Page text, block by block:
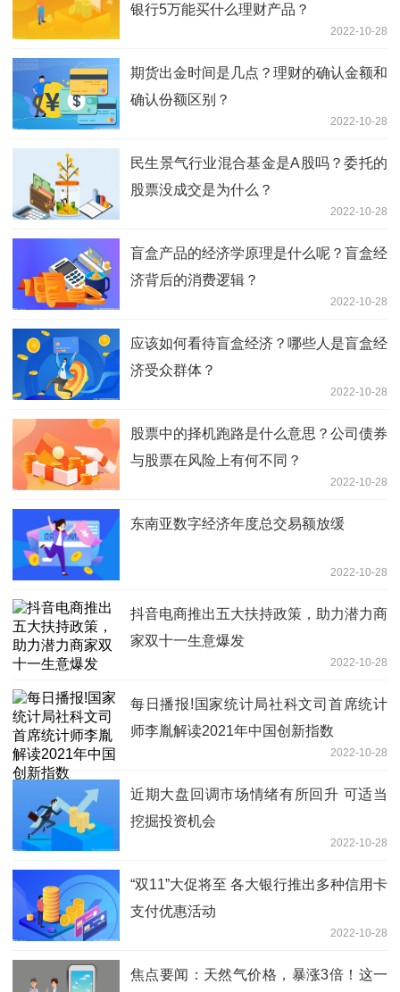
银行5万能买什么理财产品？
2022-10-28
期货出金时间是几点？理财的确认金额和
确认份额区别？
2022-10-28
民生景气行业混合基金是A股吗？委托的
股票没成交是为什么？
2022-10-28
盲盒产品的经济学原理是什么呢？盲盒经
济背后的消费逻辑？
2022-10-28
应该如何看待盲盒经济？哪些人是盲盒经
济受众群体？
2022-10-28
股票中的择机跑路是什么意思？公司债券
与股票在风险上有何不同？
2022-10-28
东南亚数字经济年度总交易额放缓
2022-10-28
抖音电商推出五大扶持政策，助力潜力商
家双十一生意爆发
2022-10-28
每日播报!国家统计局社科文司首席统计
师李胤解读2021年中国创新指数
2022-10-28
近期大盘回调市场情绪有所回升 可适当
挖掘投资机会
2022-10-28
“双11”大促将至 各大银行推出多种信用卡
支付优惠活动
2022-10-28
焦点要闻：天然气价格，暴涨3倍！这一